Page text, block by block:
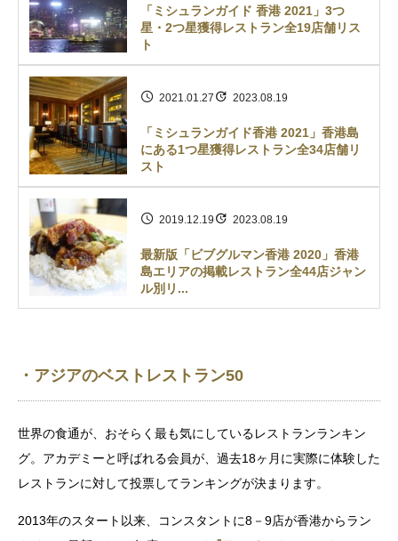
「ミシュランガイド 香港 2021」3つ
星・2つ星獲得レストラン全19店舗リス
ト
2021.01.27 2023.08.19
「ミシュランガイド香港 2021」香港島
にある1つ星獲得レストラン全34店舗リ
スト
2019.12.19 2023.08.19
最新版「ビブグルマン香港 2020」香港
島エリアの掲載レストラン全44店ジャン
ル別リ...
・アジアのベストレストラン50
世界の食通が、おそらく最も気にしているレストランランキン
グ。アカデミーと呼ばれる会員が、過去18ヶ月に実際に体験した
レストランに対して投票してランキングが決まります。
2013年のスタート以来、コンスタントに8－9店が香港からラン